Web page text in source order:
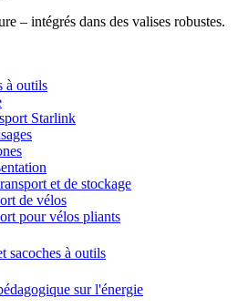
– intégrés dans des valises robustes.
à outils
Starlink
et de stockage
de vélos
pour vélos pliants
sacoches à outils
sur l'énergie